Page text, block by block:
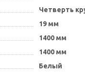
Четверть
19 мм
1400 мм
1400 мм
Белый